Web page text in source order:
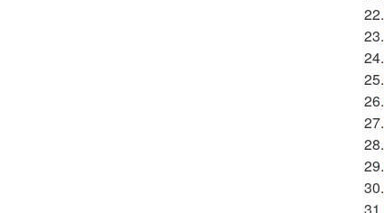
22.
23.
24.
25.
26.
27.
28.
29.
30.